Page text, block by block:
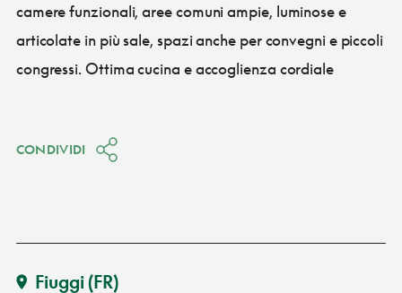
camere funzionali, aree comuni ampie, luminose e
articolate in più sale, spazi anche per convegni e piccoli
congressi. Ottima cucina e accoglienza cordiale
CONDIVIDI
Fiuggi(FR)